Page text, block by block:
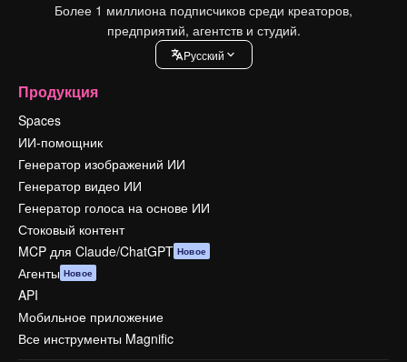
Более 1 миллиона подписчиков среди креаторов,
предприятий, агентств и студий.
Pусский
Продукция
Spaces
ИИ-помощник
Генератор изображений ИИ
Генератор видео ИИ
Генератор голоса на основе ИИ
Стоковый контент
MCP для Claude/ChatGPT Новое
Агенты Новое
API
Мобильное приложение
Все инструменты Magnific